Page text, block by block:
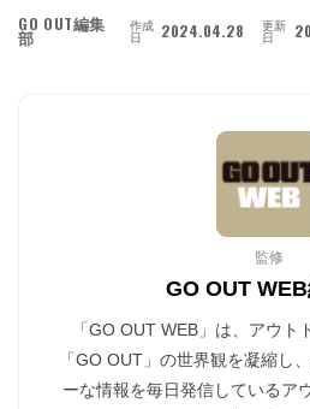
GO OUT編集
部
作成
日 2024.04.28 更新
日
監修
GO OUT
「GO OUT WEB」は、アウト
「GO OUT」の世界観を凝縮し
ーな情報を毎日発信しているア